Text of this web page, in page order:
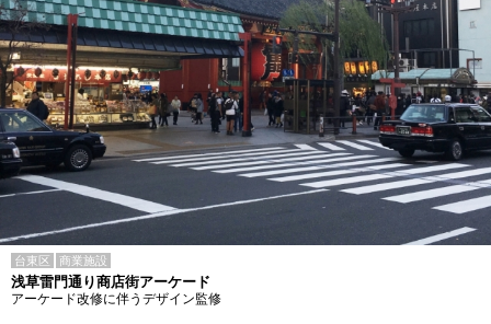
台東区 商業施設
浅草雷門通り商店街アーケード
アーケード改修に伴うデザイン監修